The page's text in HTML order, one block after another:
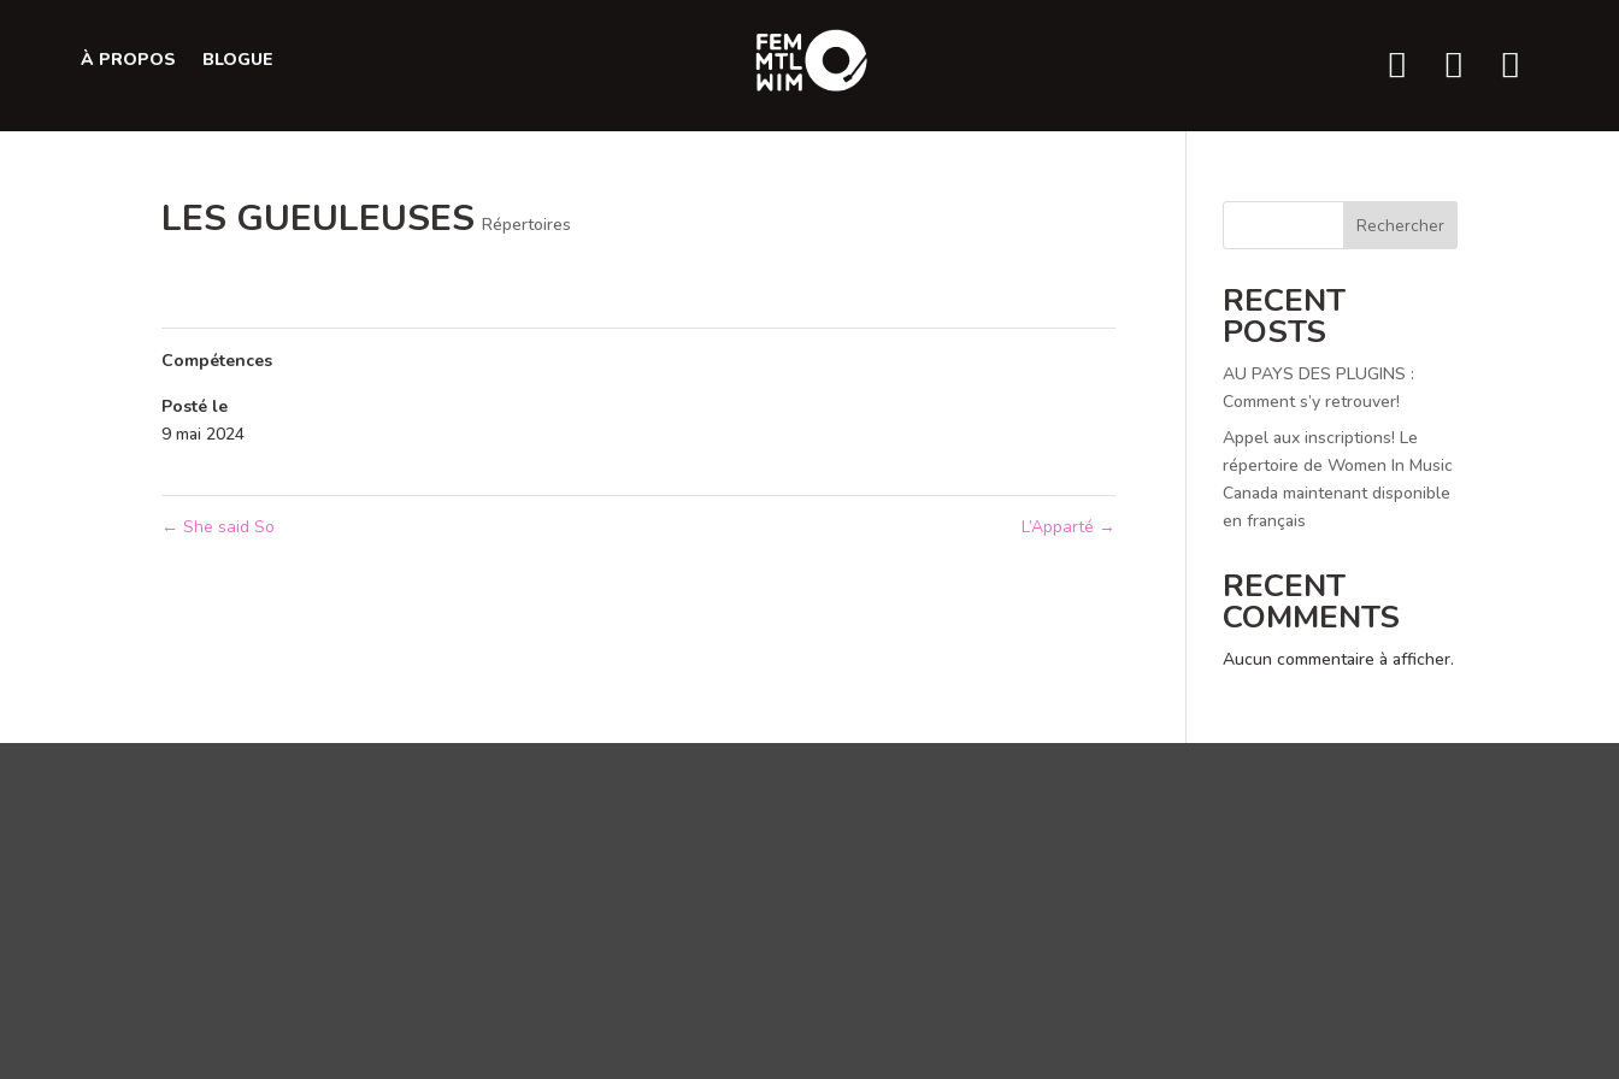
À PROPOS BLOGUE   
LES GUEULEUSES Répertoires
Compétences
Posté le
9 mai 2024
← She said So L’Apparté →
Rechercher
RECENT
POSTS
AU PAYS DES PLUGINS :
Comment s’y retrouver!
Appel aux inscriptions! Le
répertoire de Women In Music
Canada maintenant disponible
en français
RECENT
COMMENTS
Aucun commentaire à afficher.